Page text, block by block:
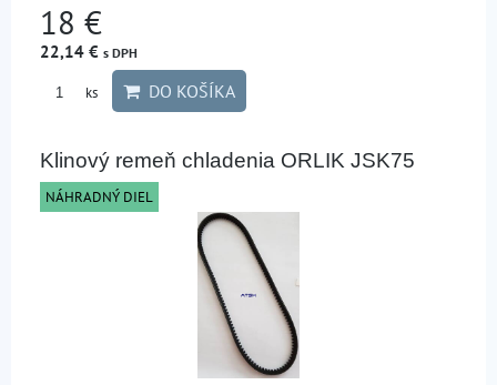
18 €
22,14 € s DPH
ks DO KOŠÍKA
Klinový remeň chladenia ORLIK JSK75
NÁHRADNÝ DIEL